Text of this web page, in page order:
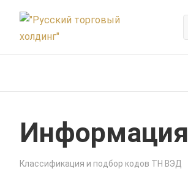
Информация
Классификация и подбор кодов ТН ВЭД